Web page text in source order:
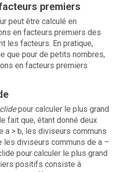
premiers
peut être calculé en
en facteurs premiers des
les facteurs. En pratique,
que pour de petits nombres,
en facteurs premiers
pour calculer le plus grand
fait que, étant donné deux
> b, les diviseurs communs
les diviseurs communs de a –
pour calculer le plus grand
positifs consiste à